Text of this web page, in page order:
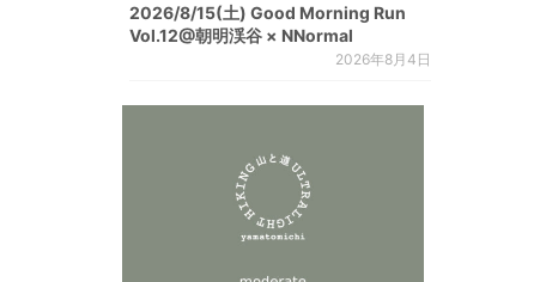
2026/8/15(土) Good Morning Run
Vol.12@朝明渓谷 × NNormal
2026年8月4日